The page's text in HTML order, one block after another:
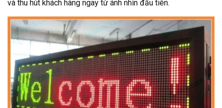
và thu hút khách hàng ngay từ ánh nhìn đầu tiên.